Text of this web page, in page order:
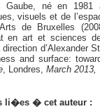
Gaube, né en
visuels et de
Arts de Bruxelles
en art et sciences
d’Alexander
and surface:
, Londres, March 2013,
li�es � cet auteur :